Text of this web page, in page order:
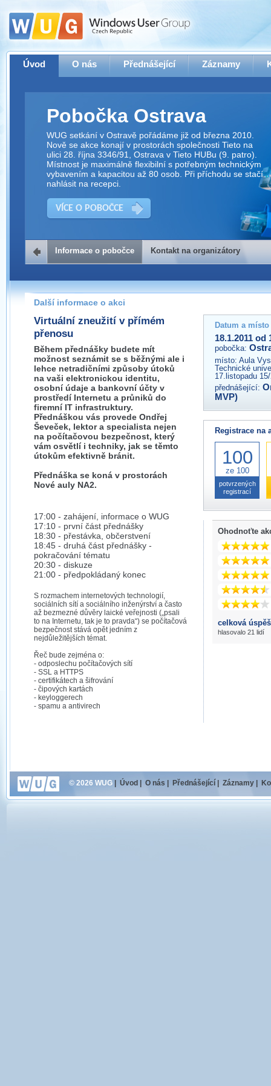
Úvod O nás Přednášející Záznamy
Pobočka Ostrava
WUG setkání v Ostravě pořádáme již od března 2010.
Nově se akce konají v prostorách společnosti Tieto na
ulici 28. října 3346/91, Ostrava v Tieto HUBu (9. patro).
Místnost je maximálně flexibilní s potřebným technickým
vybavením a kapacitou až 80 osob. Při příchodu se stačí
nahlásit na recepci.
VÍCE O POBOČCE
Kontakt na organizátory
Pokud máte jakýkoliv dotaz na organizátory této akce,
prosím neváhejte nás kontaktovat na e-mailu:
ostrava@wug.cz
Informace o pobočce Kontakt na organizátory
Další informace o akci
Virtuální zneužití v přímém
přenosu
Během přednášky budete mít
možnost seznámit se s běžnými ale i
lehce netradičními způsoby útoků
na vaši elektronickou identitu,
osobní údaje a bankovní účty v
prostředí Internetu a průniků do
firemní IT infrastruktury.
Přednáškou vás provede Ondřej
Ševeček, lektor a specialista nejen
na počítačovou bezpečnost, který
vám osvětlí i techniky, jak se těmto
útokům efektivně bránit.
Přednáška se koná v prostorách
Nové auly NA2.
17:00 - zahájení, informace o WUG
17:10 - první část přednášky
18:30 - přestávka, občerstvení
18:45 - druhá část přednášky -
pokračování tématu
20:30 - diskuze
21:00 - předpokládaný konec
S rozmachem internetových technologií,
sociálních sítí a sociálního inženýrství a často
až bezmezné důvěry laické veřejnosti („psali
to na Internetu, tak je to pravda“) se počítačová
bezpečnost stává opět jedním z
nejdůležitějších témat.
Řeč bude zejména o:
- odposlechu počítačových sítí
- SSL a HTTPS
- certifikátech a šifrování
- čipových kartách
- keyloggerech
- spamu a antivirech
Datum a
18.1.2011 od
pobočka:
místo: Aula
Technické
17.listopadu
přednášející:
MVP)
Registrace na
100
ze 100
potvrzených
registrací
Ohodnoťte
celková
hlasovalo 21 lidí
© 2026 WUG Úvod O nás Přednášející Záznamy